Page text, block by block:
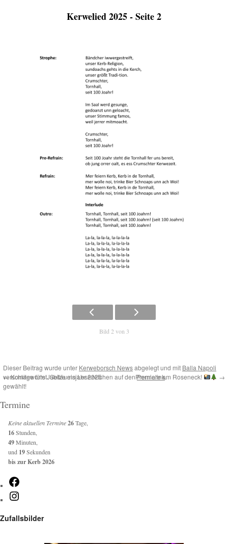
Kerwelied 2025 - Seite 2
Bild 2 von 3
Dieser Beitrag wurde unter Kerweborsch Newsabgelegt und mit Balla Napoli
verschlagwortet. Setze ein Lesezeichen auf denPermalink.
←Komitee fürs Jubiläumsjahr 2025
gewählt!
Premiere am Roseneck! →
Termine
Keine aktuellen Termine 26Tage,
16Stunden,
49Minuten,
und 19Sekunden
bis zur Kerb 2026
Zufallsbilder